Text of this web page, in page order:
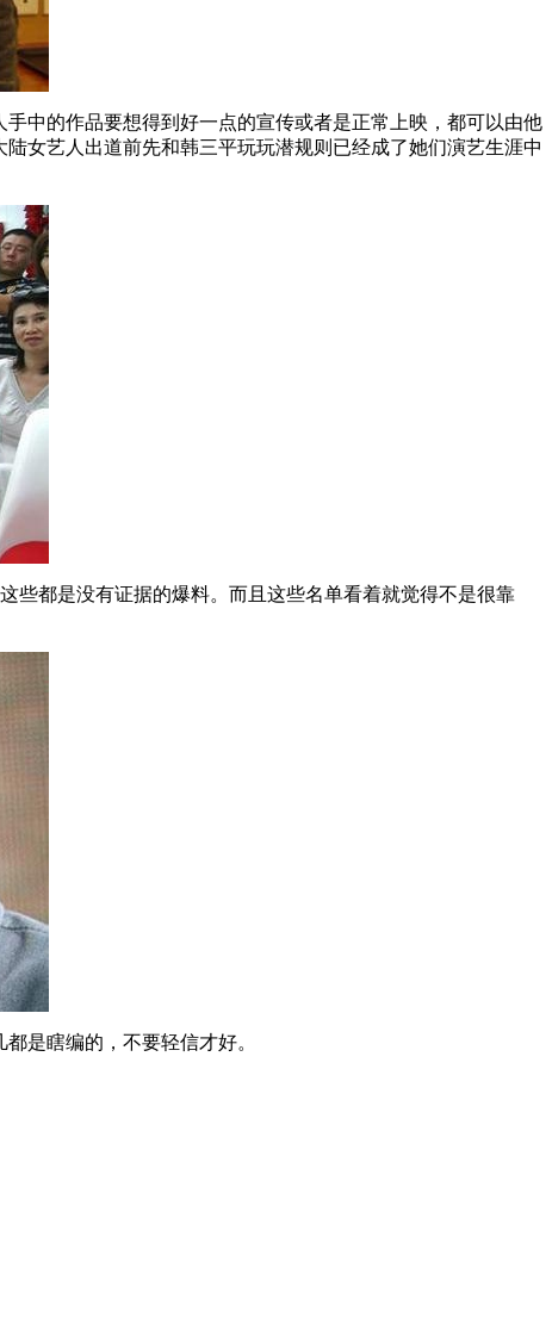
中的作品要想得到好一点的宣传或者是正常上映，都可以由他
女艺人出道前先和韩三平玩玩潜规则已经成了她们演艺生涯中
些都是没有证据的爆料。而且这些名单看着就觉得不是很靠
是瞎编的，不要轻信才好。